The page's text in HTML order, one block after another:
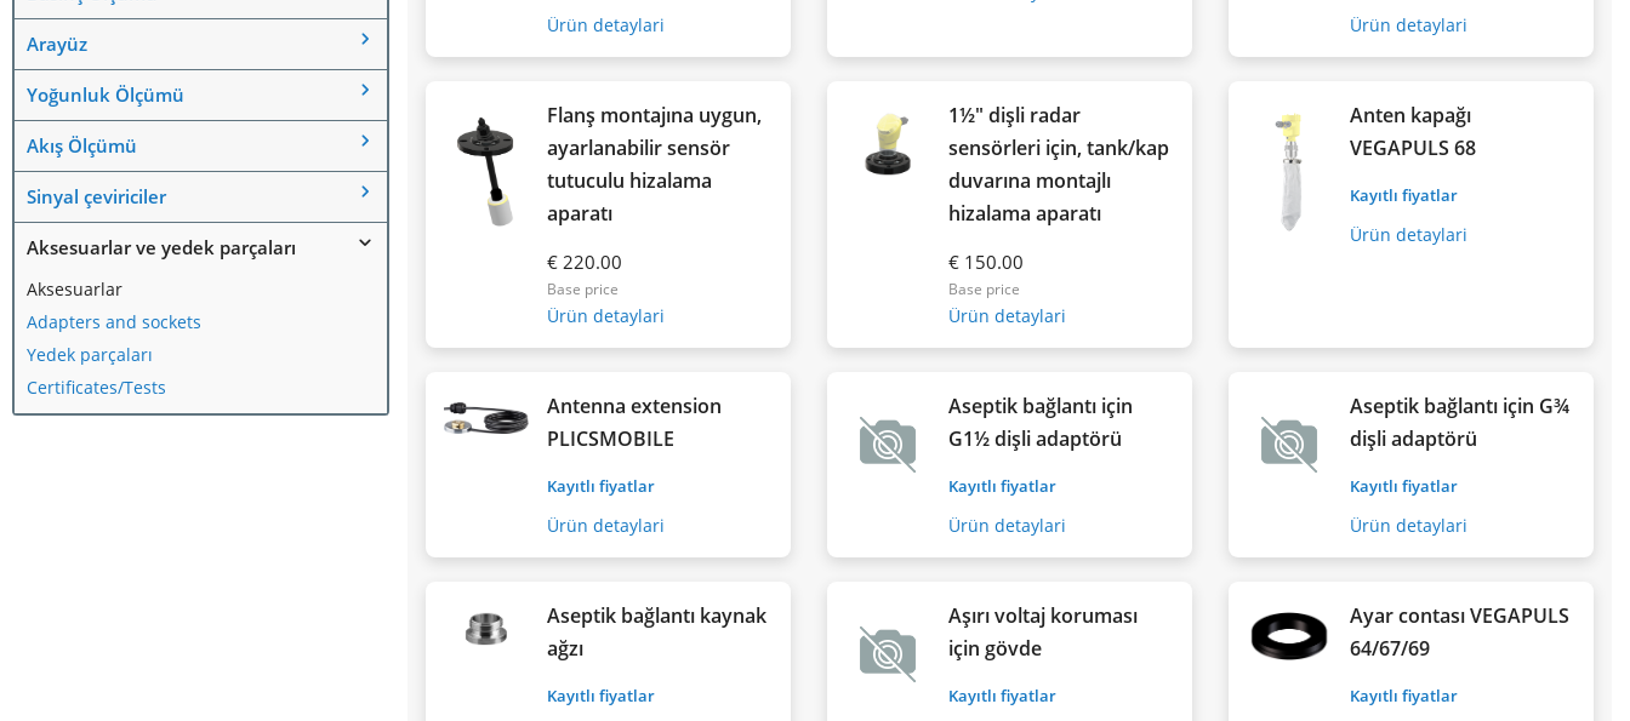
Arayüz
Yoğunluk Ölçümü
Akış Ölçümü
Sinyal çeviriciler
Aksesuarlar ve yedek parçaları
Aksesuarlar
Adapters and sockets
Yedek parçaları
Certificates/Tests
Ürün detaylari Ürün detaylari
Flanş montajına uygun,
ayarlanabilir sensör
tutuculu hizalama
aparatı
€ 220.00
Base price
Ürün detaylari
1½" dişli radar
sensörleri için, tank/kap
duvarına montajlı
hizalama aparatı
€ 150.00
Base price
Ürün detaylari
Anten kapağı
VEGAPULS 68
Kayıtlı fiyatlar
Ürün detaylari
Antenna extension
PLICSMOBILE
Kayıtlı fiyatlar
Ürün detaylari
Aseptik bağlantı için
G1½ dişli adaptörü
Kayıtlı fiyatlar
Ürün detaylari
Aseptik bağlantı için G¾
dişli adaptörü
Kayıtlı fiyatlar
Ürün detaylari
Aseptik bağlantı kaynak
ağzı
Kayıtlı fiyatlar
Aşırı voltaj koruması
için gövde
Kayıtlı fiyatlar
Ayar contası VEGAPULS
64/67/69
Kayıtlı fiyatlar